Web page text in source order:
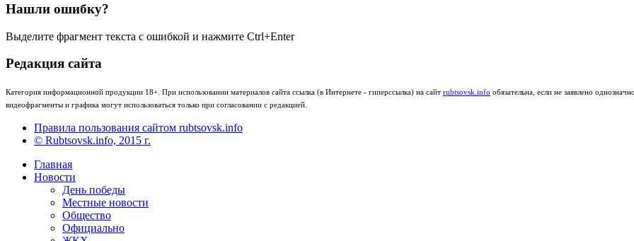
Нашли ошибку?
Выделите фрагмент текста с ошибкой и нажмите Ctrl+Enter
Редакция сайта
Категория информационной продукции 18+. При использовании материалов сайта ссылка (в Интернете - гиперссылка) на сайт rubtsovsk.info обязательна, если не заявлено
видеофрагменты и графика могут использоваться только при согласовании с редакцией.
Правила пользования сайтом rubtsovsk.info
© Rubtsovsk.info, 2015 г.
Главная
Новости
День победы
Местные новости
Общество
Официально